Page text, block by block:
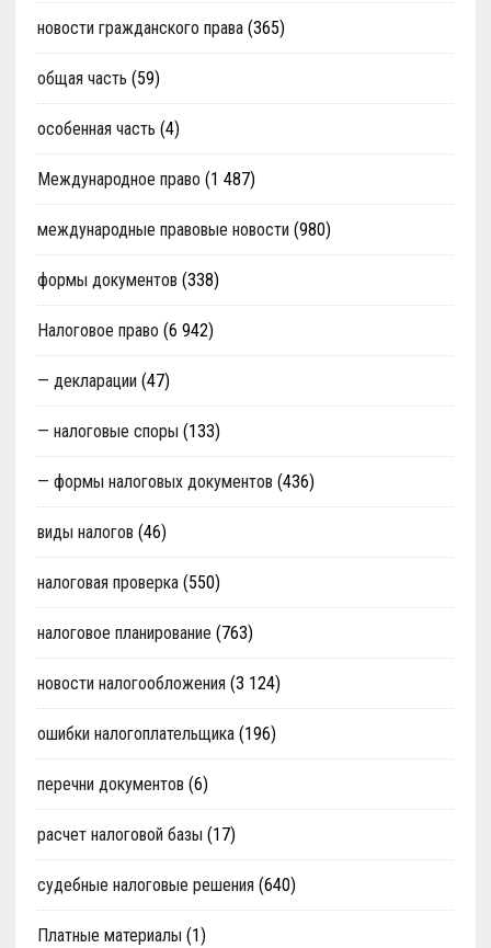
новости гражданского права(365)
общая часть (59)
особенная часть (4)
Международное право (1 487)
международные правовые новости (980)
формы документов (338)
Налоговое право (6 942)
— декларации (47)
— налоговые споры (133)
— формы налоговых документов (436)
виды налогов (46)
налоговая проверка(550)
налоговое планирование (763)
новости налогообложения (3 124)
ошибки налогоплательщика(196)
перечни документов (6)
расчет налоговой базы (17)
судебные налоговые решения (640)
Платные материалы (1)